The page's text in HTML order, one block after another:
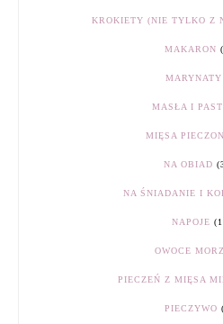
KROKIETY (NIE TYLKO Z
MAKARON
MARYNATY
MASŁA I
MIĘSA
NA OBIAD
NA ŚNIADANIE I
NAPOJE
OWOCE
PIECZEŃ Z MIĘSA
PIECZYWO